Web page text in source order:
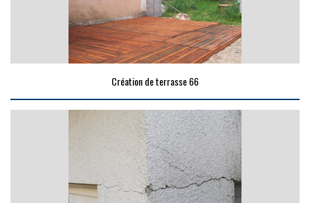
Création de terrasse 66